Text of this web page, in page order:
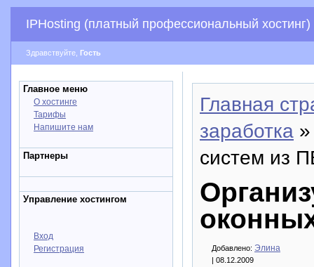
IPHosting (платный профессиональный хостинг)
Здравствуйте, Гость
Главное меню
О хостинге
Тарифы
Напишите нам
Партнеры
Управление хостингом
Вход
Регистрация
Главная
заработка
систем из
Добавлено: Элина
| 08.12.2009